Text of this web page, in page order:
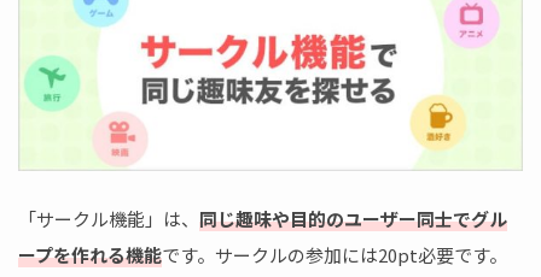
「サークル機能」は、 同じ趣味や目的のユーザー同士でグル
ープを作れる機能です。サークルの参加には20pt必要です。